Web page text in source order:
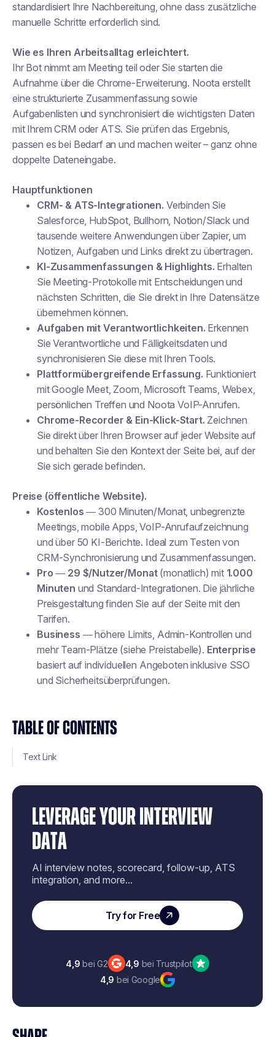
TABLE OF CONTENTS
Text Link
LEVERAGE YOUR INTERVIEW
DATA
AI interview notes, scorecard, follow-up, ATS
integration, and more...
Try for Free
4,9 bei G2 4,9 bei Trustpilot
4,9 bei Google
standardisiert Ihre Nachbereitung, ohne dass zusätzliche
manuelle Schritte erforderlich sind.
Wie es Ihren Arbeitsalltag erleichtert.
Ihr Bot nimmt am Meeting teil oder Sie starten die
Aufnahme über die Chrome-Erweiterung. Noota erstellt
eine strukturierte Zusammenfassung sowie
Aufgabenlisten und synchronisiert die wichtigsten Daten
mit Ihrem CRM oder ATS. Sie prüfen das Ergebnis,
passen es bei Bedarf an und machen weiter – ganz ohne
doppelte Dateneingabe.
Hauptfunktionen
CRM- & ATS-Integrationen. Verbinden Sie
Salesforce, HubSpot, Bullhorn, Notion/Slack und
tausende weitere Anwendungen über Zapier, um
Notizen, Aufgaben und Links direkt zu übertragen.
KI-Zusammenfassungen & Highlights. Erhalten
Sie Meeting-Protokolle mit Entscheidungen und
nächsten Schritten, die Sie direkt in Ihre Datensätze
übernehmen können.
Aufgaben mit Verantwortlichkeiten. Erkennen
Sie Verantwortliche und Fälligkeitsdaten und
synchronisieren Sie diese mit Ihren Tools.
Plattformübergreifende Erfassung. Funktioniert
mit Google Meet, Zoom, Microsoft Teams, Webex,
persönlichen Treffen und Noota VoIP-Anrufen.
Chrome-Recorder & Ein-Klick-Start. Zeichnen
Sie direkt über Ihren Browser auf jeder Website auf
und behalten Sie den Kontext der Seite bei, auf der
Sie sich gerade befinden.
Preise (öffentliche Website).
Kostenlos — 300 Minuten/Monat, unbegrenzte
Meetings, mobile Apps, VoIP-Anrufaufzeichnung
und über 50 KI-Berichte. Ideal zum Testen von
CRM-Synchronisierung und Zusammenfassungen.
Pro — 29 $/Nutzer/Monat(monatlich) mit 1.000
Minuten und Standard-Integrationen. Die jährliche
Preisgestaltung finden Sie auf der Seite mit den
Tarifen.
Business — höhere Limits, Admin-Kontrollen und
mehr Team-Plätze (siehe Preistabelle). Enterprise
basiert auf individuellen Angeboten inklusive SSO
und Sicherheitsüberprüfungen.